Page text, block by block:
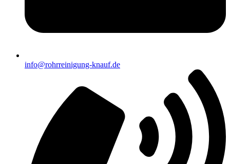
info@rohrreinigung-knauf.de